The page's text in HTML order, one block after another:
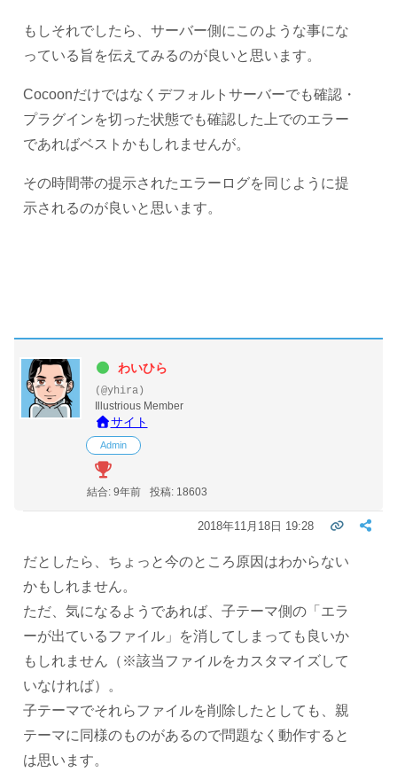
もしそれでしたら、サーバー側にこのような事にな
っている旨を伝えてみるのが良いと思います。
Cocoonだけではなくデフォルトサーバーでも確認・
プラグインを切った状態でも確認した上でのエラー
であればベストかもしれませんが。
その時間帯の提示されたエラーログを同じように提
示されるのが良いと思います。
わいひら
(@yhira)
Illustrious Member
サイト
Admin
結合: 9年前 投稿: 18603
2018年11月18日 19:28
だとしたら、ちょっと今のところ原因はわからない
かもしれません。
ただ、気になるようであれば、子テーマ側の「エラ
ーが出ているファイル」を消してしまっても良いか
もしれません（※該当ファイルをカスタマイズして
いなければ）。
子テーマでそれらファイルを削除したとしても、親
テーマに同様のものがあるので問題なく動作すると
は思います。